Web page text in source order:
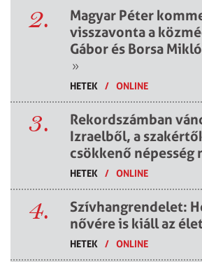
2.
Magyar Péter
visszavonta a
Gábor és Borsa
»
HETEK / ONLINE
3.
Rekordszámban
Izraelből, a
csökkenő népesség
HETEK / ONLINE
4.
Szívhangrendelet:
nővére is kiáll az
HETEK / ONLINE